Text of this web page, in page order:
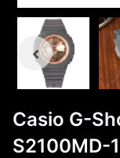
Casio G-
S2100MD-